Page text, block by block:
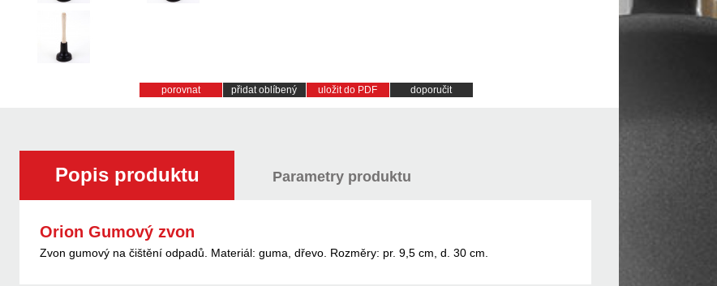
porovnat přidat oblíbený uložit do PDF doporučit
Popis produktu Parametry produktu
Orion Gumový zvon
Zvon gumový na čištění odpadů. Materiál: guma, dřevo. Rozměry: pr. 9,5 cm, d. 30 cm.